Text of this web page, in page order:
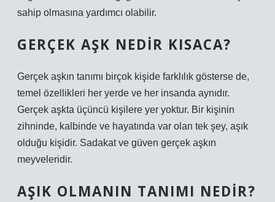
sahip olmasına yardımcı olabilir.
GERÇEK AŞK NEDIR KISACA?
Gerçek aşkın tanımı birçok kişide farklılık gösterse de,
temel özellikleri her yerde ve her insanda aynıdır.
Gerçek aşkta üçüncü kişilere yer yoktur. Bir kişinin
zihninde, kalbinde ve hayatında var olan tek şey, aşık
olduğu kişidir. Sadakat ve güven gerçek aşkın
meyveleridir.
AŞIK OLMANIN TANIMI NEDIR?